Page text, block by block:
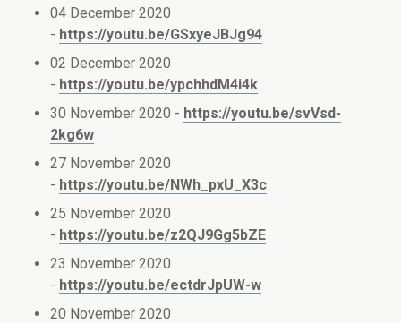
04 December 2020
- https://youtu.be/GSxyeJBJg94
02 December 2020
- https://youtu.be/ypchhdM4i4k
30 November 2020 - https://youtu.be/svVsd-
2kg6w
27 November 2020
- https://youtu.be/NWh_pxU_X3c
25 November 2020
- https://youtu.be/z2QJ9Gg5bZE
23 November 2020
- https://youtu.be/ectdrJpUW-w
20 November 2020